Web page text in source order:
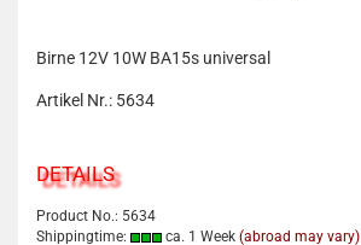
Birne 12V 10W BA15s universal
Artikel Nr.: 5634
DETAILS
Product No.: 5634
Shippingtime:
ca. 1 Week (abroad may vary)